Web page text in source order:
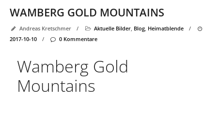
WAMBERG GOLD MOUNTAINS
Andreas Kretschmer / Aktuelle Bilder, Blog, Heimatblende
/
2017-10-10
/ 0 Kommentare
Wamberg Gold
Mountains